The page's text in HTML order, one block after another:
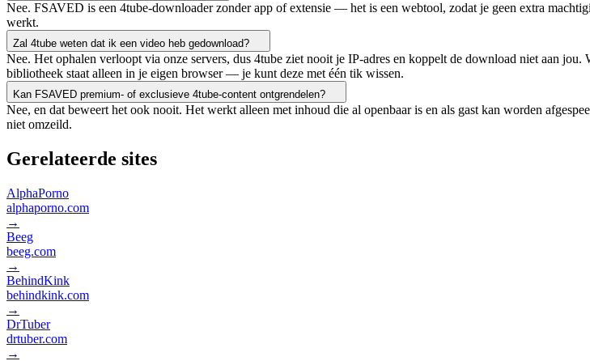
Nee. FSAVED is een 4tube-downloader zonder app of extensie — het is een webtool, zodat je geen extra
werkt.
Zal 4tube weten dat ik een video heb gedownload?
Nee. Het ophalen verloopt via onze servers, dus 4tube ziet nooit je IP-adres en koppelt de download niet aan
bibliotheek staat alleen in je eigen browser — je kunt deze met één tik wissen.
Kan FSAVED premium- of exclusieve 4tube-content ontgrendelen?
Nee, en dat beweert het ook nooit. Het werkt alleen met inhoud die al openbaar is en als gast kan worden
niet omzeild.
Gerelateerde sites
AlphaPorno
alphaporno.com
→
Beeg
beeg.com
→
BehindKink
behindkink.com
→
DrTuber
drtuber.com
→